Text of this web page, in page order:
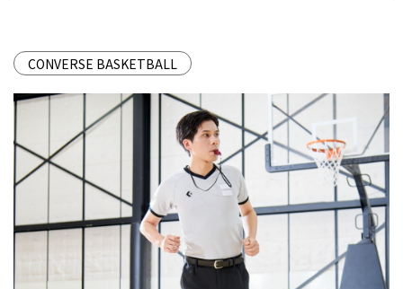
CONVERSE BASKETBALL